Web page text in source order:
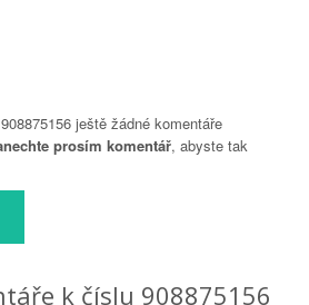
ještě žádné komentáře
prosím komentář, abyste tak
k číslu 908875156